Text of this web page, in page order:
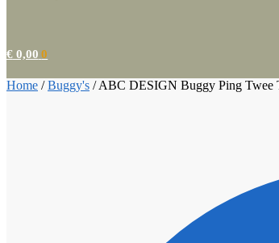
€0,00 0
Home /Buggy's /ABC DESIGN Buggy Ping Twee